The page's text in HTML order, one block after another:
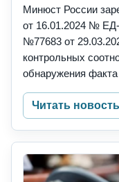
Минюст России
от 16.01.2024 №
№77683 от
контрольных
обнаружения
Читать новость